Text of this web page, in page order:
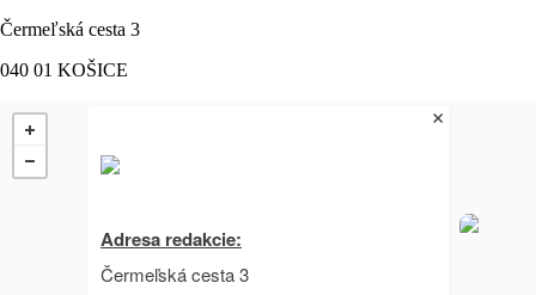
Čermeľská cesta 3
040 01 KOŠICE
Adresa redakcie:
Čermeľská cesta 3